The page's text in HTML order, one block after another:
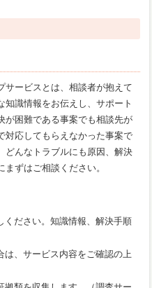
サービスとは、相談者が抱えて
知識情報をお伝えし、サポート
が困難である事案でも相談先が
対応してもらえなかった事案で
どんなトラブルにも原因、解決
ずはご相談ください。
ください。知識情報、解決手順
は、サービス内容をご確認の上